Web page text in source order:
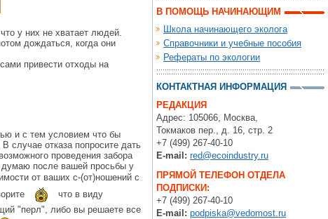
у них не хватает людей.
дождаться, когда они
привести отходы на
и с тем условием что бы
случае отказа попросите дать
проведения забора
думаю после вашей просьбы у
от ваших с-(от)ношений с
что в виду
"перл", либо вы решаете все
В ПОМОЩЬ НАЧИНАЮЩИМ
Школа начинающего эколога
Справочники и учебные пособия
Рефераты по экологии
КОНТАКТНАЯ ИНФОРМАЦИЯ
РЕДАКЦИЯ
Адрес: 105066, Москва,
Токмаков пер., д. 16, стр. 2
+7 (499) 267-40-10
E-mail: red@ecoindustry.ru
ПРЯМОЙ ТЕЛЕФОН ОТДЕЛА
ПОДПИСКИ:
+7 (499) 267-40-10
E-mail: podpiska@vedomost.ru